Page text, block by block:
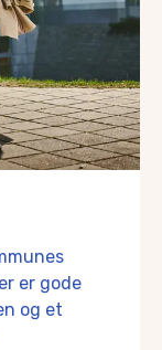
er gode
og et